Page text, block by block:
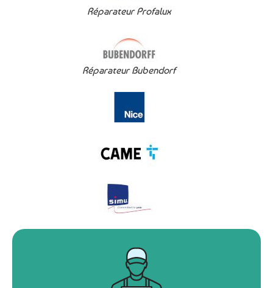
Réparateur Profalux
Réparateur Bubendorf